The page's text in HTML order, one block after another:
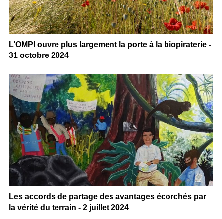
L’OMPI ouvre plus largement la porte à la biopiraterie -
31 octobre 2024
Les accords de partage des avantages écorchés par
la vérité du terrain - 2 juillet 2024